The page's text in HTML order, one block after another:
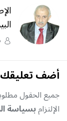
أضف تعليقك
جميع الحقول
الإلتزامبسياسة